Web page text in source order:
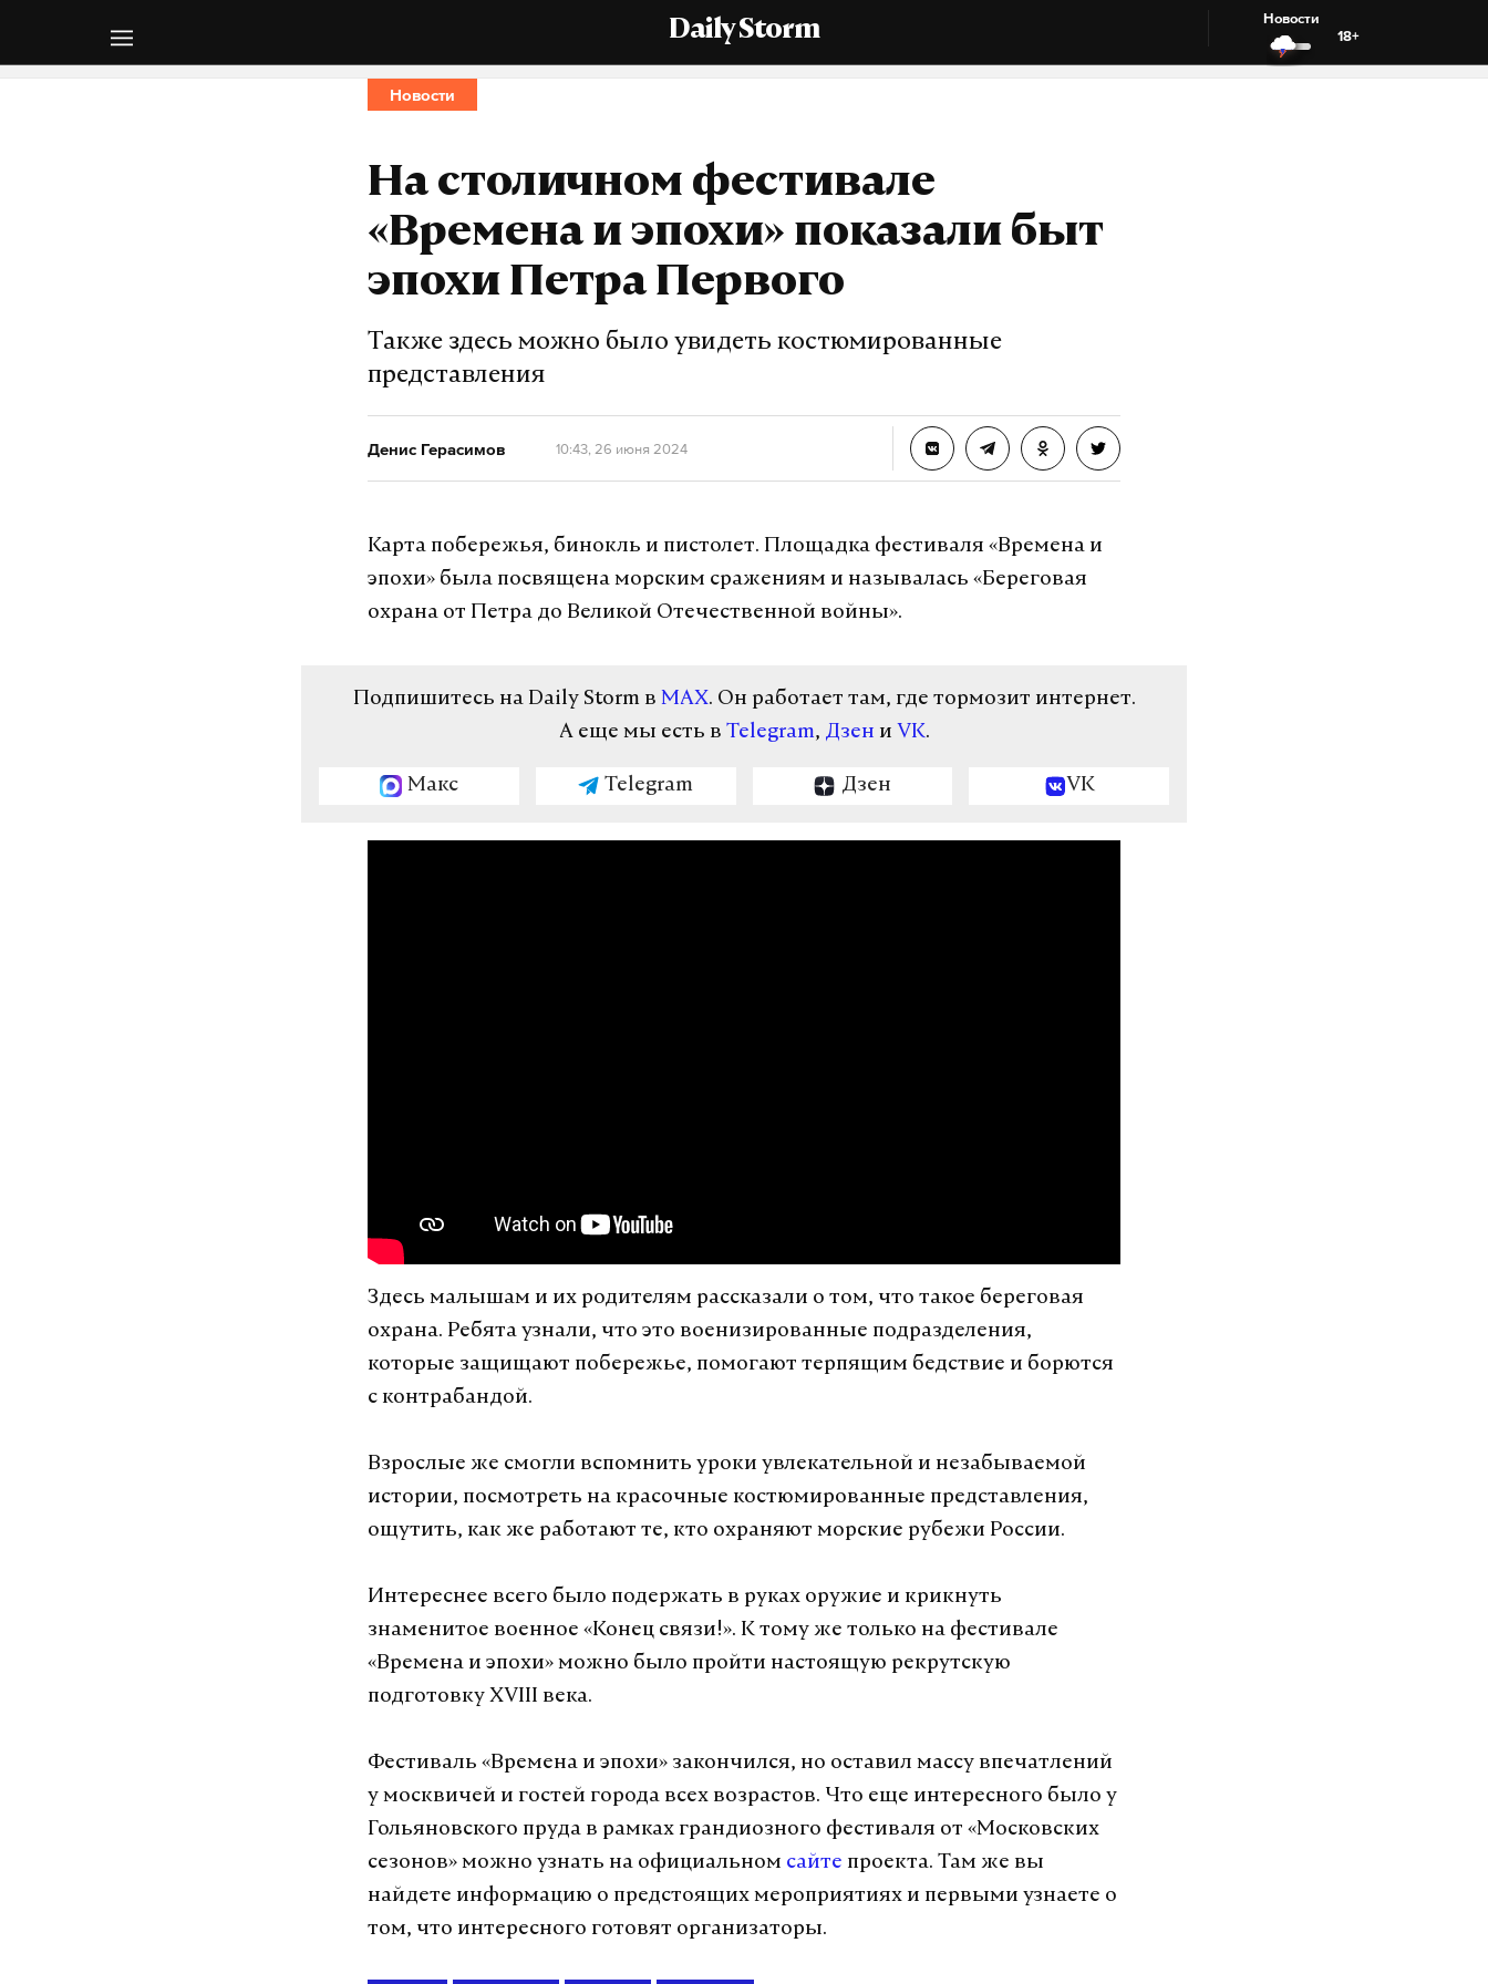
Daily Storm
Новости
18+
Новости
На столичном фестивале
«Времена и эпохи» показали быт
эпохи Петра Первого
Также здесь можно было увидеть костюмированные
представления
Денис Герасимов 10:43, 26 июня 2024
Карта побережья, бинокль и пистолет. Площадка фестиваля «Времена и
эпохи» была посвящена морским сражениям и называлась «Береговая
охрана от Петра до Великой Отечественной войны».
Подпишитесь на Daily Storm в MAX. Он работает там, где тормозит интернет.
А еще мы есть в Telegram, Дзен и VK.
Макс Telegram Дзен VK
Здесь малышам и их родителям рассказали о том, что такое береговая
охрана. Ребята узнали, что это военизированные подразделения,
которые защищают побережье, помогают терпящим бедствие и борются
с контрабандой.
Взрослые же смогли вспомнить уроки увлекательной и незабываемой
истории, посмотреть на красочные костюмированные представления,
ощутить, как же работают те, кто охраняют морские рубежи России.
Интереснее всего было подержать в руках оружие и крикнуть
знаменитое военное «Конец связи!». К тому же только на фестивале
«Времена и эпохи» можно было пройти настоящую рекрутскую
подготовку XVIII века.
Фестиваль «Времена и эпохи» закончился, но оставил массу впечатлений
у москвичей и гостей города всех возрастов. Что еще интересного было у
Гольяновского пруда в рамках грандиозного фестиваля от «Московских
сезонов» можно узнать на официальном сайте проекта. Там же вы
найдете информацию о предстоящих мероприятиях и первыми узнаете о
том, что интересного готовят организаторы.